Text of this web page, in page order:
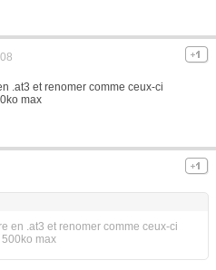
.at3 et renomer comme ceux-ci
max
en .at3 et renomer comme ceux-ci
max